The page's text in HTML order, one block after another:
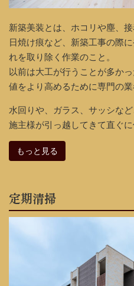
新築美装とは、ホコリや塵、
日焼け痕など、新築工事の際
れを取り除く作業のこと。
以前は大工が行うことが多か
値をより高めるために専門の
水回りや、ガラス、サッシな
施主様が引っ越してきて直ぐ
もっと見る
定期清掃